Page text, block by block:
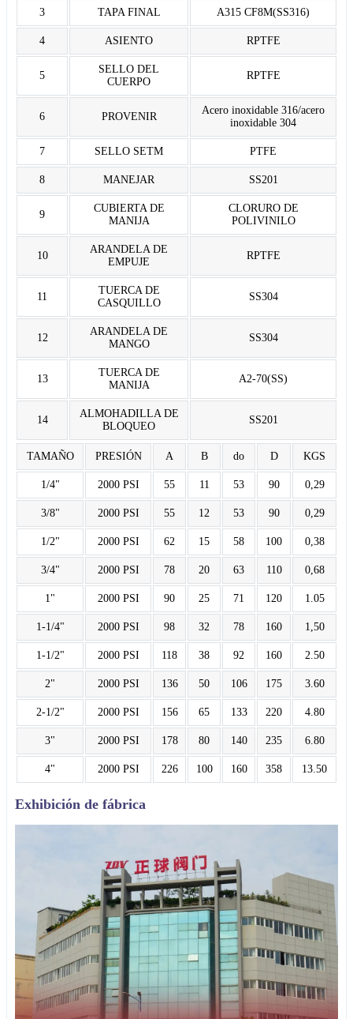
3 TAPA FINAL A315 CF8M(SS316)
4 ASIENTO RPTFE
5
SELLO DEL
CUERPO
RPTFE
6 PROVENIR
Acero inoxidable 316/acero
inoxidable 304
7 SELLO SETM PTFE
8 MANEJAR SS201
9
CUBIERTA DE
MANIJA
CLORURO DE
POLIVINILO
10
ARANDELA DE
EMPUJE
RPTFE
11
TUERCA DE
CASQUILLO
SS304
12
ARANDELA DE
MANGO
SS304
13
TUERCA DE
MANIJA
A2-70(SS)
14
ALMOHADILLA DE
BLOQUEO
SS201
TAMAÑO PRESIÓN A B do D KGS
1/4" 2000 PSI 55 11 53 90 0,29
3/8" 2000 PSI 55 12 53 90 0,29
1/2" 2000 PSI 62 15 58 100 0,38
3/4" 2000 PSI 78 20 63 110 0,68
1" 2000 PSI 90 25 71 120 1.05
1-1/4" 2000 PSI 98 32 78 160 1,50
1-1/2" 2000 PSI 118 38 92 160 2.50
2" 2000 PSI 136 50 106 175 3.60
2-1/2" 2000 PSI 156 65 133 220 4.80
3" 2000 PSI 178 80 140 235 6.80
4" 2000 PSI 226 100 160 358 13.50
Exhibición de fábrica